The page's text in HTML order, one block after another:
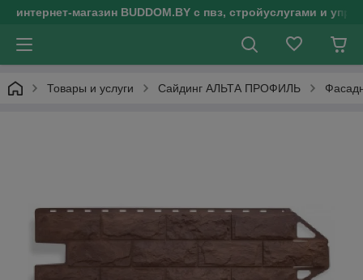
интернет-магазин BUDDOM.BY с пвз, стройуслугами и
Товары и услуги Сайдинг АЛЬТА ПРОФИЛЬ